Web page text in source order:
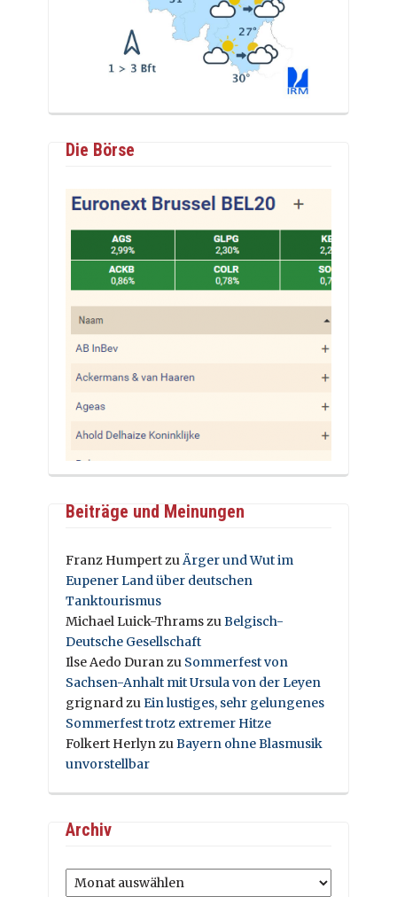
Die Börse
Beiträge und Meinungen
Franz HumpertzuÄrger und Wut im
Eupener Land über deutschen
Tanktourismus
Michael Luick-ThramszuBelgisch-
Deutsche Gesellschaft
Ilse Aedo Duranzu Sommerfest von
Sachsen-Anhalt mit Ursula von der Leyen
grignardzuEin lustiges, sehr gelungenes
Sommerfest trotz extremer Hitze
Folkert HerlynzuBayern ohne Blasmusik
unvorstellbar
Archiv
Archiv